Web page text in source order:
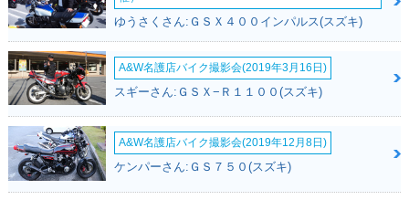
ゆうさくさん:ＧＳＸ４００インパルス(スズキ)
A&W名護店バイク撮影会(2019年3月16日)
スギーさん:ＧＳＸ−Ｒ１１００(スズキ)
A&W名護店バイク撮影会(2019年12月8日)
ケンパーさん:ＧＳ７５０(スズキ)